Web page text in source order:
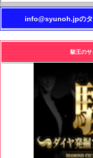
info@syunoh.jpのタ
駿王のサ